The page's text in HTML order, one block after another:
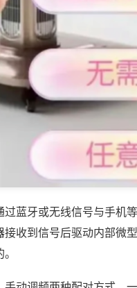
蓝牙或无线信号与手机
收到信号后驱动内部微